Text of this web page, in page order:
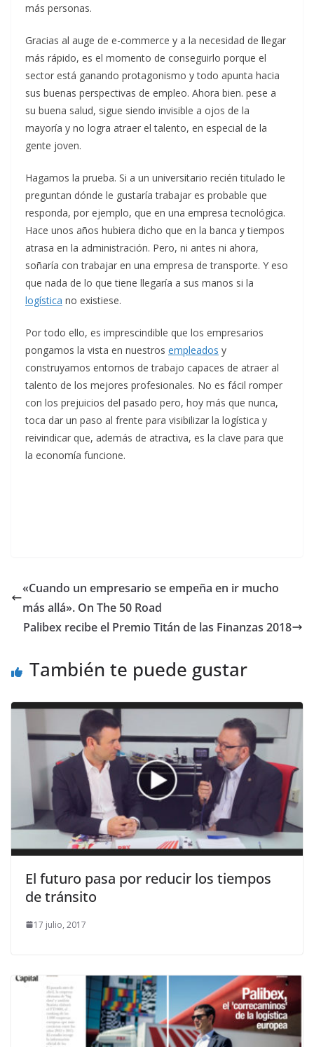
más personas.
Gracias al auge de e-commerce y a la necesidad de llegar
más rápido, es el momento de conseguirlo porque el
sector está ganando protagonismo y todo apunta hacia
sus buenas perspectivas de empleo. Ahora bien. pese a
su buena salud, sigue siendo invisible a ojos de la
mayoría y no logra atraer el talento, en especial de la
gente joven.
Hagamos la prueba. Si a un universitario recién titulado le
preguntan dónde le gustaría trabajar es probable que
responda, por ejemplo, que en una empresa tecnológica.
Hace unos años hubiera dicho que en la banca y tiempos
atrasa en la administración. Pero, ni antes ni ahora,
soñaría con trabajar en una empresa de transporte. Y eso
que nada de lo que tiene llegaría a sus manos si la
logística no existiese.
Por todo ello, es imprescindible que los empresarios
pongamos la vista en nuestros empleados y
construyamos entornos de trabajo capaces de atraer al
talento de los mejores profesionales. No es fácil romper
con los prejuicios del pasado pero, hoy más que nunca,
toca dar un paso al frente para visibilizar la logística y
reivindicar que, además de atractiva, es la clave para que
la economía funcione.
«Cuando un empresario se empeña en ir mucho
más allá». On The 50 Road
Palibex recibe el Premio Titán de las Finanzas 2018
También te puede gustar
El futuro pasa por reducir los tiempos
de tránsito
17 julio, 2017